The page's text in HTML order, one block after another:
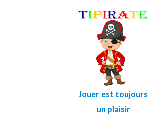
Jouer est toujours
un plaisir